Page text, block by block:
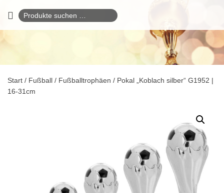
Suchen
nach:
Start / Fußball / Fußballtrophäen / Pokal „Koblach silber“ G1952 |
16-31cm